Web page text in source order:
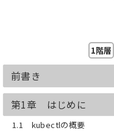
1階層
前書き
第1章 はじめに
1.1 kubectlの概要